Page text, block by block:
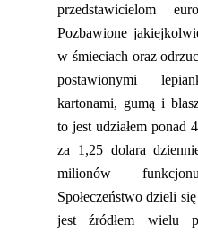
przedstawicielom
Pozbawione
w śmieciach oraz
postawionymi
kartonami, gumą i
to jest udziałem ponad
za 1,25 dolara
milionów
Społeczeństwo dzieli
jest źródłem wielu